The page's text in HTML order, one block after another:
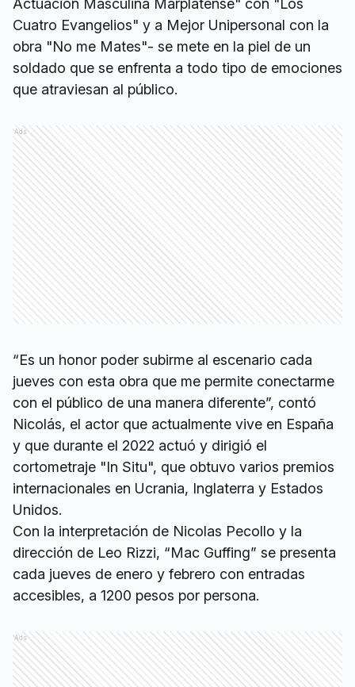
Actuación Masculina Marplatense" con "Los
Cuatro Evangelios" y a Mejor Unipersonal con la
obra "No me Mates"- se mete en la piel de un
soldado que se enfrenta a todo tipo de emociones
que atraviesan al público.
Ads
“Es un honor poder subirme al escenario cada
jueves con esta obra que me permite conectarme
con el público de una manera diferente”, contó
Nicolás, el actor que actualmente vive en España
y que durante el 2022 actuó y dirigió el
cortometraje "In Situ", que obtuvo varios premios
internacionales en Ucrania, Inglaterra y Estados
Unidos.
Con la interpretación de Nicolas Pecollo y la
dirección de Leo Rizzi, “Mac Guffing” se presenta
cada jueves de enero y febrero con entradas
accesibles, a 1200 pesos por persona.
Ads